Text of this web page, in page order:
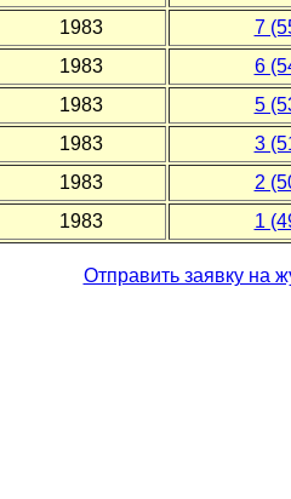
1983
7
1983
6
1983
5
1983
3
1983
2
1983
1
Отправить заявку на